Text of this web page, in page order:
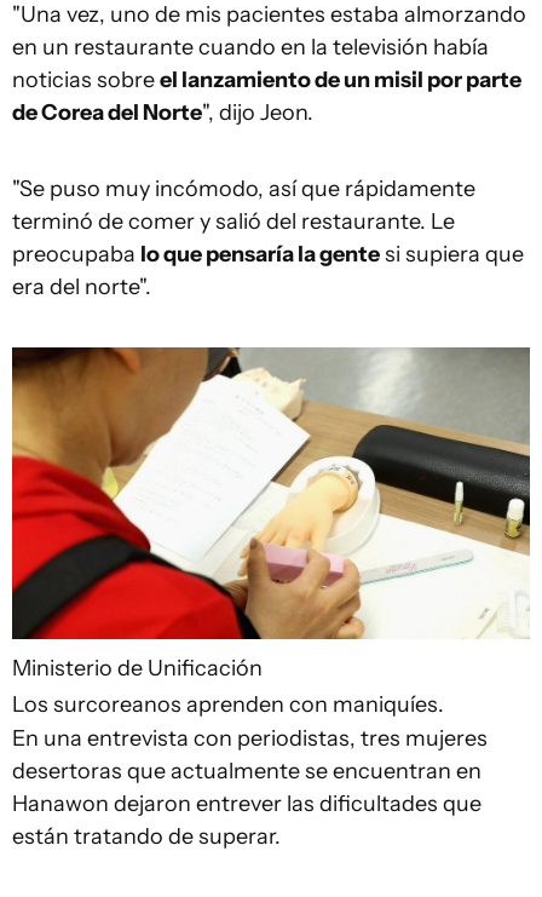
"Una vez, uno de mis pacientes estaba almorzando
en un restaurante cuando en la televisión había
noticias sobreel lanzamiento de un misil por parte
de Corea del Norte", dijo Jeon.
"Se puso muy incómodo, así que rápidamente
terminó de comer y salió del restaurante. Le
preocupaba lo que pensaría la gentesi supiera que
era del norte".
Ministerio de Unificación
Los surcoreanos aprenden con maniquíes.
En una entrevista con periodistas, tres mujeres
desertoras que actualmente se encuentran en
Hanawon dejaron entrever las dificultades que
están tratando de superar.